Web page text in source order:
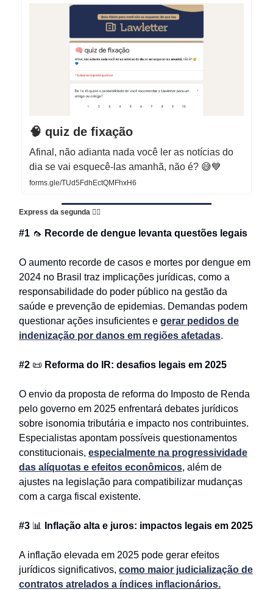
🧠 quiz de fixação
Afinal, não adianta nada você ler as notícias do
dia se vai esquecê-las amanhã, não é? 😅💙
forms.gle/TUd5FdhEctQMFhxH6
Express da segunda 👇🏻
#1 🦟 Recorde de dengue levanta questões legais
O aumento recorde de casos e mortes por dengue em
2024 no Brasil traz implicações jurídicas, como a
responsabilidade do poder público na gestão da
saúde e prevenção de epidemias. Demandas podem
questionar ações insuficientes e gerar pedidos de
indenização por danos em regiões afetadas.
#2 📜 Reforma do IR: desafios legais em 2025
O envio da proposta de reforma do Imposto de Renda
pelo governo em 2025 enfrentará debates jurídicos
sobre isonomia tributária e impacto nos contribuintes.
Especialistas apontam possíveis questionamentos
constitucionais, especialmente na progressividade
das alíquotas e efeitos econômicos, além de
ajustes na legislação para compatibilizar mudanças
com a carga fiscal existente.
#3 📊 Inflação alta e juros: impactos legais em 2025
A inflação elevada em 2025 pode gerar efeitos
jurídicos significativos, como maior judicialização de
contratos atrelados a índices inflacionários.